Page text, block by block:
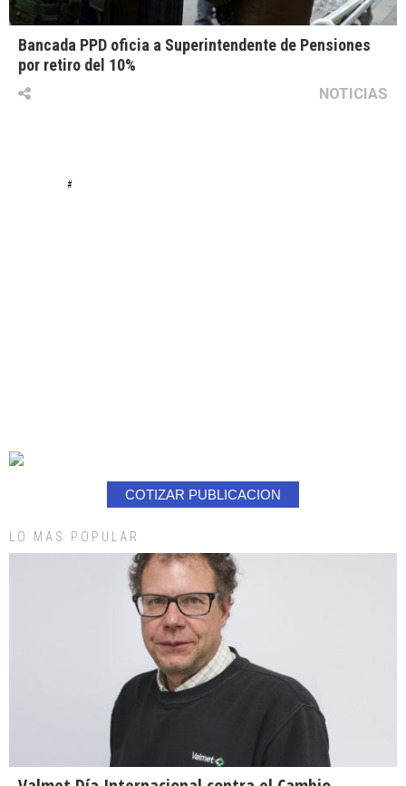
Bancada PPD oficia a Superintendente de Pensiones
por retiro del 10%
NOTICIAS
#
COTIZAR PUBLICACION
LO MAS POPULAR